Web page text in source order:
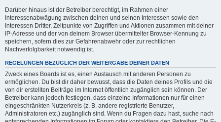
Darüber hinaus ist der Betreiber berechtigt, im Rahmen einer
Interessenabwägung zwischen deinen und seinen Interessen sowie den
Interessen Dritter, Zeitpunkte von Zugriffen und Aktionen zusammen mit deiner
IP-Adresse und der von deinem Browser übermittelter Browser-Kennung zu
speichern, sofern dies zur Gefahrenabwehr oder zur rechtlichen
Nachverfolgbarkeit notwendig ist.
REGELUNGEN BEZÜGLICH DER WEITERGABE DEINER DATEN
Zweck eines Boards ist es, einen Austausch mit anderen Personen zu
ermöglichen. Du bist dir daher bewusst, dass die Daten deines Profils und die
von dir erstellten Beiträge im Internet öffentlich zugänglich sein können. Der
Betreiber kann jedoch festlegen, dass einzelne Informationen nur für einen
eingeschränkten Nutzerkreis (z. B. andere registrierte Benutzer,
Administratoren etc.) zugänglich sind. Wenn du Fragen dazu hast, suche nach